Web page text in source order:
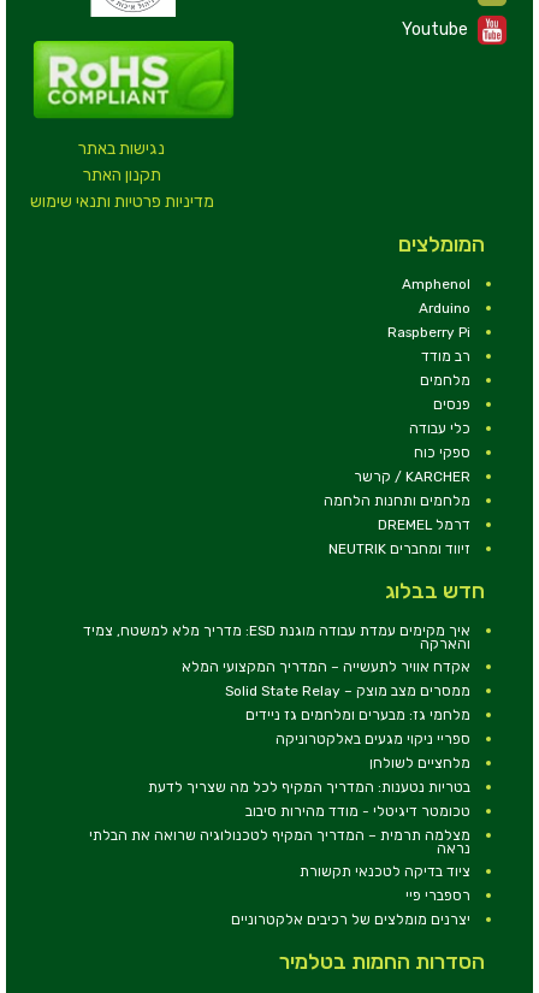
נגישות באתר
תקנון האתר
מדיניות פרטיות ותנאי שימוש
Youtube
המומלצים
Amphenol
Arduino
Raspberry Pi
רב מודד
מלחמים
פנסים
כלי עבודה
ספקי כוח
KARCHER / קרשר
מלחמים ותחנות הלחמה
דרמל DREMEL
זיווד ומחברים NEUTRIK
חדש בבלוג
איך מקימים עמדת עבודה מוגנת ESD: מדריך מלא למשטח, צמיד
והארקה
אקדח אוויר לתעשייה – המדריך המקצועי המלא
ממסרים מצב מוצק – Solid State Relay
מלחמי גז: מבערים ומלחמים גז ניידים
ספריי ניקוי מגעים באלקטרוניקה
מלחציים לשולחן
בטריות נטענות: המדריך המקיף לכל מה שצריך לדעת
טכומטר דיגיטלי - מודד מהירות סיבוב
מצלמה תרמית – המדריך המקיף לטכנולוגיה שרואה את הבלתי
נראה
ציוד בדיקה לטכנאי תקשורת
רספברי פיי
יצרנים מומלצים של רכיבים אלקטרוניים
הסדרות החמות בטלמיר